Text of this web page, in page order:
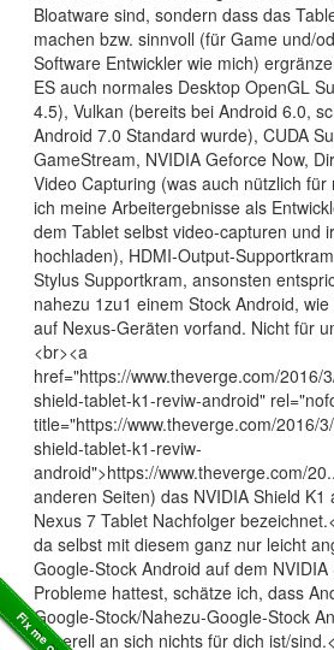
Bloatware sind, sondern dass das
machen bzw. sinnvoll (für Game und/
Software Entwickler wie mich)
ES auch normales Desktop OpenGL
4.5), Vulkan (bereits bei Android 6.0,
Android 7.0 Standard wurde), CUDA
GameStream, NVIDIA Geforce Now,
Video Capturing (was auch nützlich
ich meine Arbeitergebnisse als
dem Tablet selbst video-capturen und
hochladen), HDMI-Output-
Stylus Supportkram, ansonsten
nahezu 1zu1 einem Stock Android,
auf Nexus-Geräten vorfand. Nicht für
<br><a
href="https://www.theverge.com/2016/
shield-tablet-k1-reviw-android"
title="https://www.theverge.com/2016/
shield-tablet-k1-reviw-
android">https://www.theverge.com/
anderen Seiten) das NVIDIA Shield K1
Nexus 7 Tablet Nachfolger
da selbst mit diesem ganz nur leicht
Google-Stock Android auf dem
Probleme hattest, schätze ich, dass
Google-Stock/Nahezu-Google-Stock
generell an sich nichts für dich ist/